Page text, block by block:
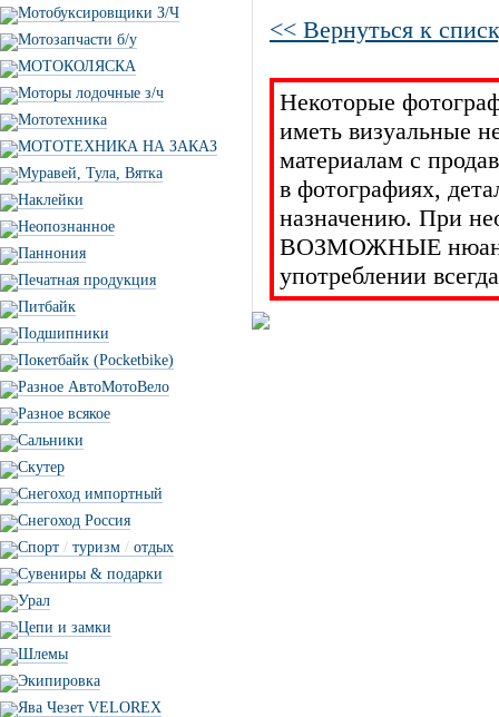
Мотобуксировщики З/Ч
Мотозапчасти б/у
МОТОКОЛЯСКА
Моторы лодочные з/ч
Мототехника
МОТОТЕХНИКА НА ЗАКАЗ
Муравей, Тула, Вятка
Наклейки
Неопознанное
Паннония
Печатная продукция
Питбайк
Подшипники
Покетбайк (Pocketbike)
Разное АвтоМотоВело
Разное всякое
Сальники
Скутер
Снегоход импортный
Снегоход Россия
Спорт / туризм / отдых
Сувениры & подарки
Урал
Цепи и замки
Шлемы
Экипировка
Ява Чезет VELOREX
<< Вернуться к
Некоторые
иметь визуальные
материалам с
в фотографиях,
назначению. При
ВОЗМОЖНЫЕ
употреблении